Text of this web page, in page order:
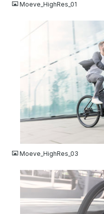
Moeve_HighRes_01
Moeve_HighRes_03